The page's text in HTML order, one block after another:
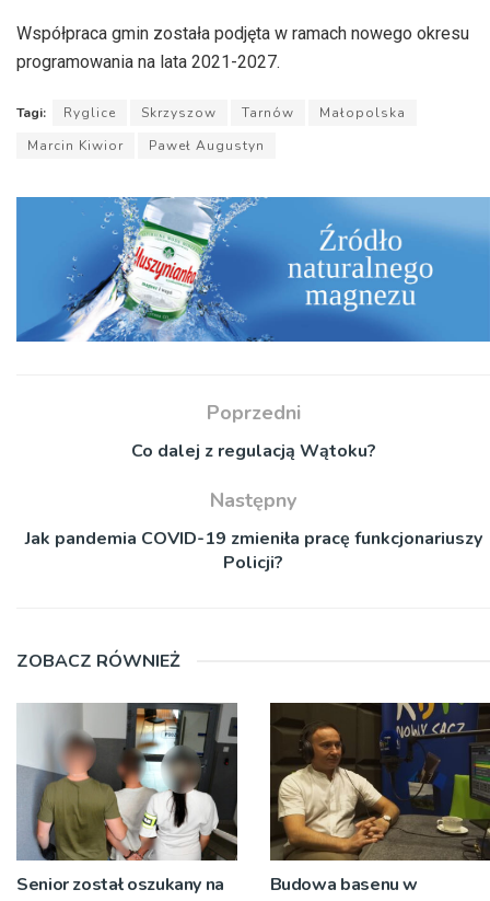
Współpraca gmin została podjęta w ramach nowego okresu
programowania na lata 2021-2027.
Tagi: Ryglice Skrzyszow Tarnów
Małopolska
Marcin Kiwior
Paweł Augustyn
Poprzedni
Co dalej z regulacją Wątoku?
Następny
Jak pandemia COVID-19 zmieniła pracę funkcjonariuszy
Policji?
ZOBACZ RÓWNIEŻ
Senior został oszukany na
Budowa basenu w